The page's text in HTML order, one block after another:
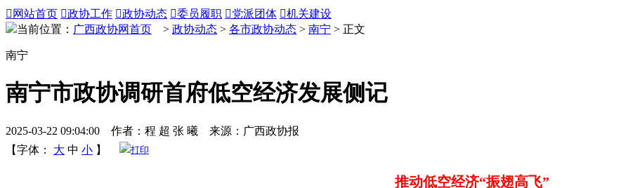
 网站首页 政协工作 政协动态 委员履职 党派团体 机关建设
当前位置： 广西政协网首页 > 政协动态 > 各市政协动态 > 南宁 > 正文
南宁
南宁市政协调研首府低空经济发展侧记
2025-03-22 09:04:00 作者：程 超 张 曦 来源：广西政协报
【字体：
大 中 小 】 打印
推动低空经济“振翅高飞”